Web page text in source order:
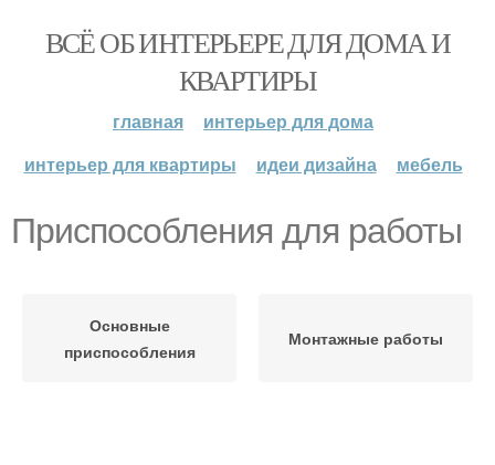
ВСЁ ОБ ИНТЕРЬЕРЕ ДЛЯ ДОМА И
КВАРТИРЫ
главная
интерьер для дома
интерьер для квартиры
идеи дизайна мебель
Приспособления для работы
Основные
приспособления
Монтажные работы